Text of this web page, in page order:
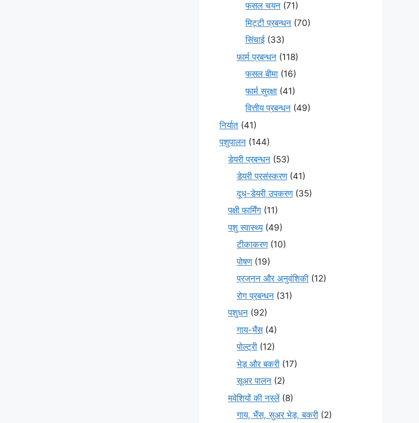
फसल चयन (71)
मि‌ट्टी प्रबन्धन (70)
सिंचाई (33)
फार्म प्रबन्धन (118)
फसल बीमा (16)
फार्म सुरक्षा (41)
वित्तीय प्रबन्धन (49)
निर्यात (41)
पशुपालन (144)
डेयरी प्रबन्धन (53)
डेयरी प्रसंस्करण(41)
दूध-डेयरी उपकरण(35)
पक्षी फार्मिंग (11)
पशु स्वास्थ्य(49)
टीकाकरण(10)
पोषण(19)
प्रजनन और अनुवंशिकी (12)
रोग प्रबन्धन (31)
पशुधन (92)
गाय-भैंस(4)
पोल्ट्री (12)
भेड़ और बकरी (17)
सूअर पालन (2)
मवेशियों की नस्लें(8)
गाय, भैंस, सुअर भेड़, बकरी (2)